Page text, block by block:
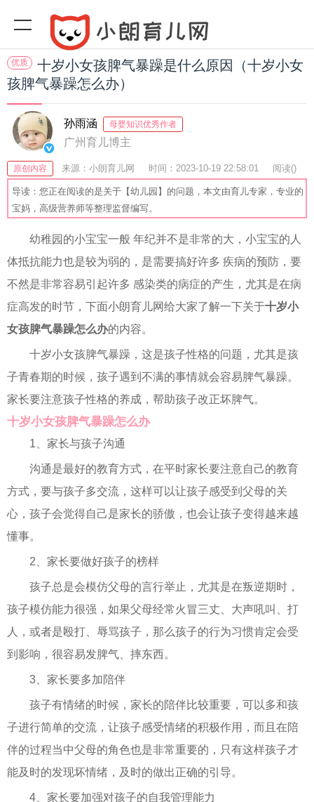
优质
十岁小女孩脾气暴躁是什么原因（十岁小女
孩脾气暴躁怎么办）
孙雨涵 母婴知识优秀作者
广州育儿博主
原创内容 来源：小朗育儿网 时间：2023-10-19 22:58:01 阅读()
收藏：34 分享：49 爆
导读：您正在阅读的是关于【幼儿园】的问题，本文由育儿专家，专业的
宝妈，高级营养师等整理监督编写。
幼稚园的小宝宝一般 年纪并不是非常的大，小宝宝的人
体抵抗能力也是较为弱的，是需要搞好许多 疾病的预防，要
不然是非常容易引起许多 感染类的病症的产生，尤其是在病
症高发的时节，下面小朗育儿网给大家了解一下关于十岁小
女孩脾气暴躁怎么办的内容。
十岁小女孩脾气暴躁，这是孩子性格的问题，尤其是孩
子青春期的时候，孩子遇到不满的事情就会容易脾气暴躁。
家长要注意孩子性格的养成，帮助孩子改正坏脾气。
十岁小女孩脾气暴躁怎么办
1、家长与孩子沟通
沟通是最好的教育方式，在平时家长要注意自己的教育
方式，要与孩子多交流，这样可以让孩子感受到父母的关
心，孩子会觉得自己是家长的骄傲，也会让孩子变得越来越
懂事。
2、家长要做好孩子的榜样
孩子总是会模仿父母的言行举止，尤其是在叛逆期时，
孩子模仿能力很强，如果父母经常火冒三丈、大声吼叫、打
人，或者是殴打、辱骂孩子，那么孩子的行为习惯肯定会受
到影响，很容易发脾气、摔东西。
3、家长要多加陪伴
孩子有情绪的时候，家长的陪伴比较重要，可以多和孩
子进行简单的交流，让孩子感受情绪的积极作用，而且在陪
伴的过程当中父母的角色也是非常重要的，只有这样孩子才
能及时的发现坏情绪，及时的做出正确的引导。
4、家长要加强对孩子的自我管理能力